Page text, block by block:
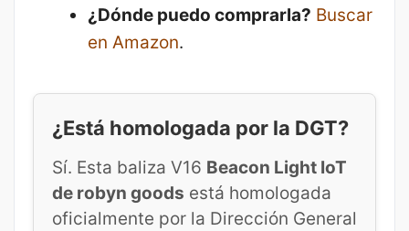
¿Dónde puedo comprarla? Buscar
en Amazon.
¿Está homologada por la DGT?
Sí. Esta baliza V16 Beacon Light IoT
de robyn goods está homologada
oficialmente por la Dirección General